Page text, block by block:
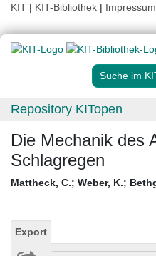
KIT | KIT-Bibliothek | Impressum
Suche im
Repository KITopen
Die Mechanik des
Schlagregen
Mattheck, C.; Weber, K.;
Export